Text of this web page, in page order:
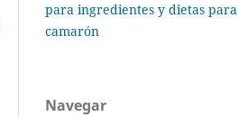
para ingredientes y dietas para
camarón
Navegar